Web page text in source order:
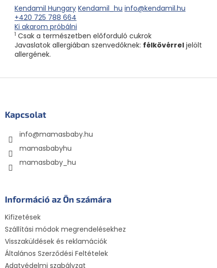
Kendamil Hungary Kendamil_hu info@kendamil.hu
+420 725 788 664
Ki akarom próbálni
1 Csak a természetben előforduló cukrok
Javaslatok allergiában szenvedőknek: félkövérrel jelölt
allergének.
Kapcsolat
info@mamasbaby.hu
mamasbabyhu
mamasbaby_hu
Információ az Ön számára
Kifizetések
Szállítási módok megrendelésekhez
Visszaküldések és reklamációk
Általános Szerződési Feltételek
Adatvédelmi szabályzat